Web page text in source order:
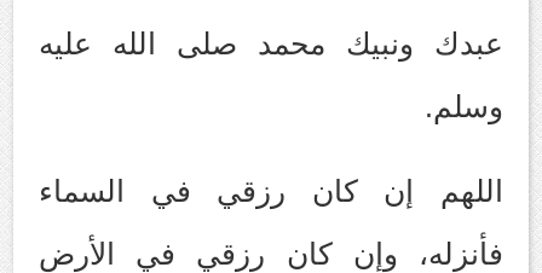
عبدك ونبيك محمد صلى الله عليه
وسلم.
اللهم إن كان رزقي في السماء
فأنزله، وإن كان رزقي في الأرض